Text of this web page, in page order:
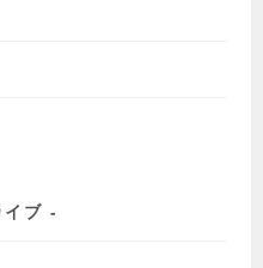
イブ